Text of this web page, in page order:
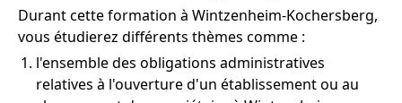
Durant cette formation à Wintzenheim-Kochersberg,
vous étudierez différents thèmes comme :
l'ensemble des obligations administratives
relatives à l'ouverture d'un établissement ou au